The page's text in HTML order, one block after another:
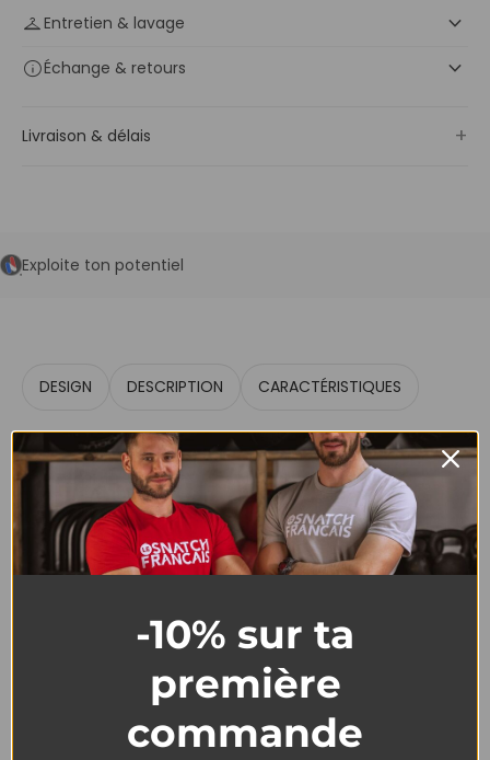
checkroomEntretien & lavage keyboard_arrow_down
infoÉchange & retours keyboard_arrow_down
Livraison & délais +
Exploite ton potentiel
DESIGN DESCRIPTION CARACTÉRISTIQUES
T-Shirt Femme Cross
Training – Burgers Et
-10% sur ta
première
commande